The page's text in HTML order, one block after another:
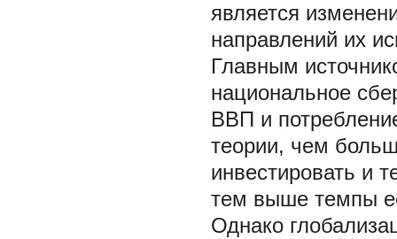
является
направлений их
Главным
национальное
ВВП и
теории, чем
инвестировать и
тем выше темпы
Однако